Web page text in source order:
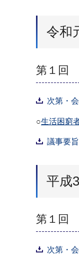
令和
第１回
次第・
○生活困窮
議事要
平成
第１回
次第・